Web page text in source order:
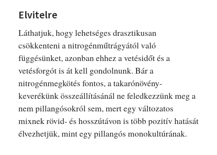
Elvitelre
Láthatjuk, hogy lehetséges drasztikusan
csökkenteni a nitrogénműtrágyától való
függésünket, azonban ehhez a vetésidőt és a
vetésforgót is át kell gondolnunk. Bár a
nitrogénmegkötés fontos, a takarónövény-
keverékünk összeállításánál ne feledkezzünk meg a
nem pillangósokról sem, mert egy változatos
mixnek rövid- és hosszútávon is több pozitív hatását
élvezhetjük, mint egy pillangós monokultúrának.